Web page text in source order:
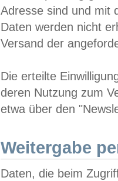
Adresse sind und mit
Daten werden nicht
Versand der
Die erteilte
deren Nutzung zum
etwa über den
Weitergabe
Daten, die beim